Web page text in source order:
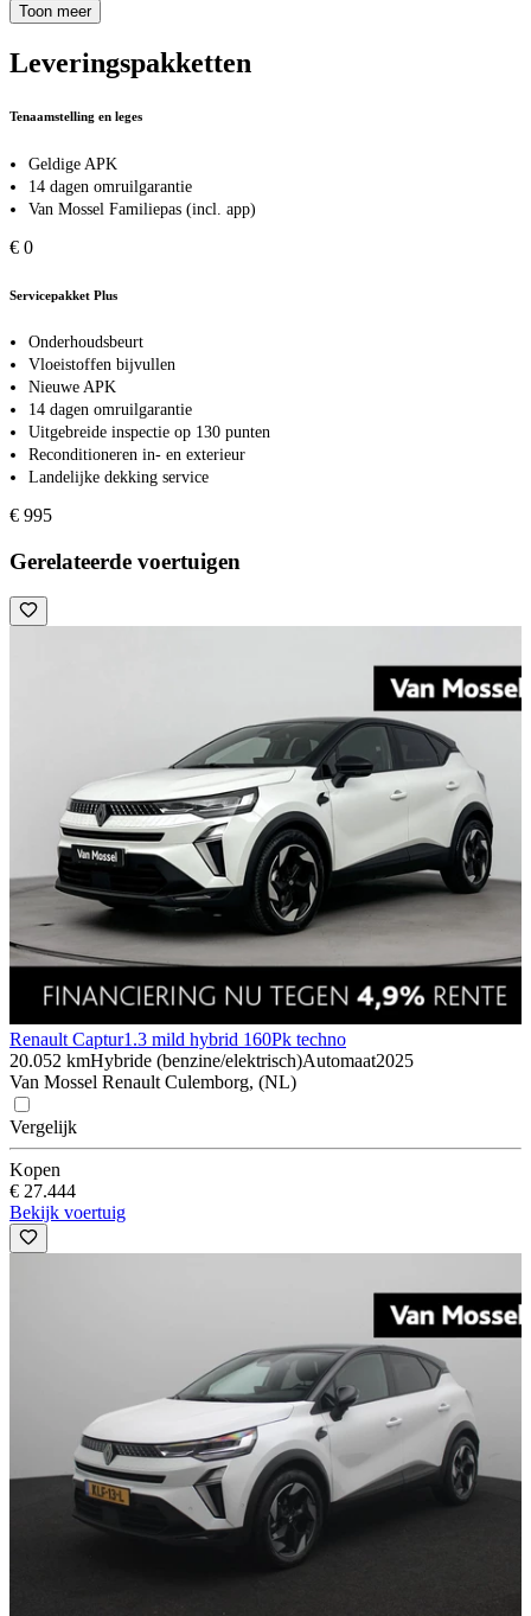
Toon meer
Leveringspakketten
Tenaamstelling en leges
Geldige APK
14 dagen omruilgarantie
Van Mossel Familiepas (incl. app)
€ 0
Servicepakket Plus
Onderhoudsbeurt
Vloeistoffen bijvullen
Nieuwe APK
14 dagen omruilgarantie
Uitgebreide inspectie op 130 punten
Reconditioneren in- en exterieur
Landelijke dekking service
€ 995
Gerelateerde voertuigen
Renault Captur1.3 mild hybrid 160Pk techno
20.052 kmHybride (benzine/elektrisch)Automaat2025
Van Mossel Renault Culemborg, (NL)
Vergelijk
Kopen
€ 27.444
Bekijk voertuig